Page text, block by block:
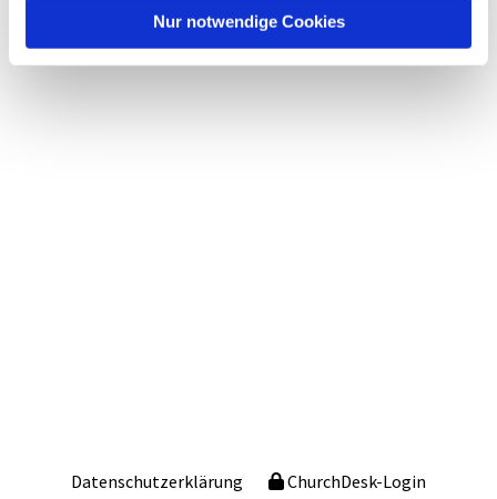
Nur notwendige Cookies
Datenschutzerklärung ChurchDesk-Login